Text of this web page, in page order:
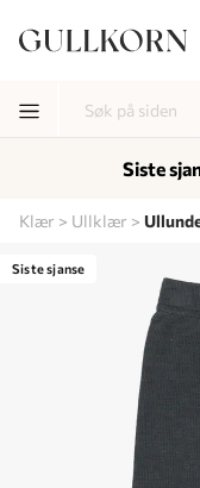
Klær Ullklær
Siste sjanse
Siste